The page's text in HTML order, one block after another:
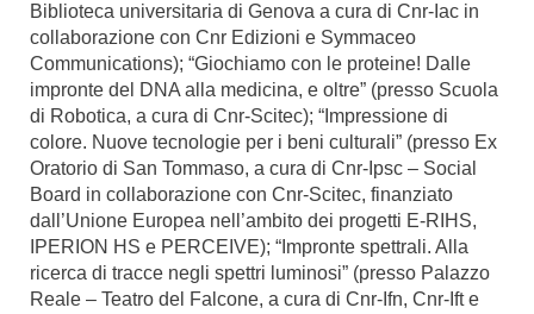
Biblioteca universitaria di Genova a cura di Cnr-Iac in
collaborazione con Cnr Edizioni e Symmaceo
Communications); “Giochiamo con le proteine! Dalle
impronte del DNA alla medicina, e oltre” (presso Scuola
di Robotica, a cura di Cnr-Scitec); “Impressione di
colore. Nuove tecnologie per i beni culturali” (presso Ex
Oratorio di San Tommaso, a cura di Cnr-Ipsc – Social
Board in collaborazione con Cnr-Scitec, finanziato
dall’Unione Europea nell’ambito dei progetti E-RIHS,
IPERION HS e PERCEIVE); “Impronte spettrali. Alla
ricerca di tracce negli spettri luminosi” (presso Palazzo
Reale – Teatro del Falcone, a cura di Cnr-Ifn, Cnr-Ift e